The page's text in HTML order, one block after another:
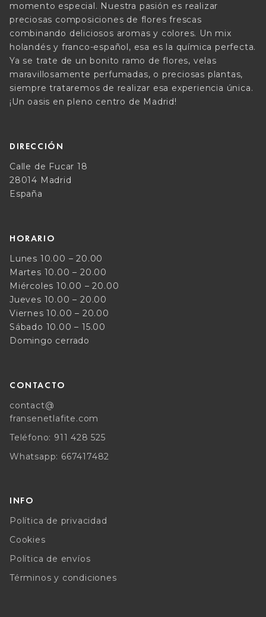
momento especial. Nuestra pasión es realizar
preciosas composiciones de flores frescas
combinando deliciosos aromas y colores. Un mix
holandés y franco-español, esa es la química perfecta.
Ya se trate de un bonito ramo de flores, velas
maravillosamente perfumadas, o preciosas plantas,
siempre trataremos de realizar esa experiencia única.
¡Un oasis en pleno centro de Madrid!
DIRECCIÓN
Calle de Fucar 18
28014 Madrid
España
HORARIO
Lunes 10.00 – 20.00
Martes 10.00 – 20.00
Miércoles 10.00 – 20.00
Jueves 10.00 – 20.00
Viernes 10.00 – 20.00
Sábado 10.00 – 15.00
Domingo cerrado
CONTACTO
contact@
fransenetlafite.com
Teléfono: 911 428 525
Whatsapp: 667417482
INFO
Política de privacidad
Cookies
Política de envíos
Términos y condiciones